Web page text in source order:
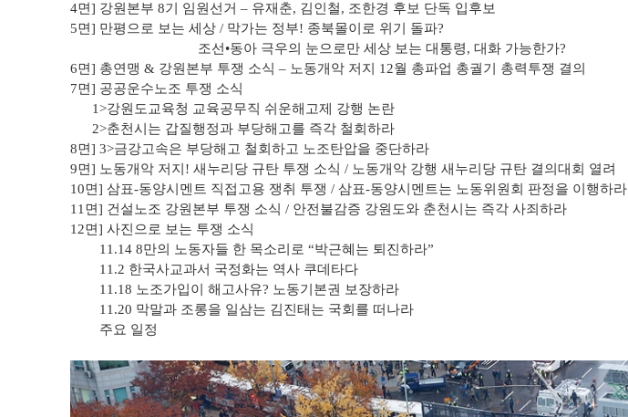
4면] 강원본부 8기 임원선거 – 유재춘, 김인철, 조한경 후보 단독 입후보
5면] 만평으로 보는 세상 / 막가는 정부! 종북몰이로 위기 돌파?
조선 •동아 극우의 눈으로만 세상 보는 대통령, 대화 가능한가?
6면] 총연맹 & 강원본부 투쟁 소식 – 노동개악 저지 12월 총파업 총궐기 총력투쟁 결의
7면] 공공운수노조 투쟁 소식
1>강원도교육청 교육공무직 쉬운해고제 강행 논란
2>춘천시는 갑질행정과 부당해고를 즉각 철회하라
8면] 3>금강고속은 부당해고 철회하고 노조탄압을 중단하라
9면] 노동개악 저지 ! 새누리당 규탄 투쟁 소식 / 노동개악 강행 새누리당 규탄 결의대회 열려
10면] 삼표-동양시멘트 직접고용 쟁취 투쟁 / 삼표-동양시멘트는 노동위원회 판정을 이행하라
11 면] 건설노조 강원본부 투쟁 소식 / 안전불감증 강원도와 춘천시는 즉각 사죄하라
12면] 사진으로 보는 투쟁 소식
11.14 8만의 노동자들 한 목소리로 “박근혜는 퇴진하라”
11.2 한국사교과서 국정화는 역사 쿠데타다
11.18 노조가입이 해고사유? 노동기본권 보장하라
11.20 막말과 조롱을 일삼는 김진태는 국회를 떠나라
주요 일정